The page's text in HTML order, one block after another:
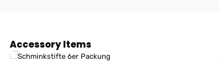
Produktgalerie überspringen
Accessory Items